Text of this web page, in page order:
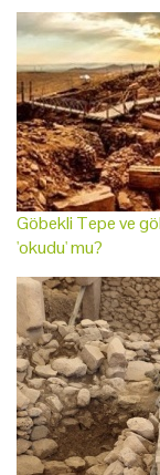
Göbekli Tepe ve
'okudu' mu?